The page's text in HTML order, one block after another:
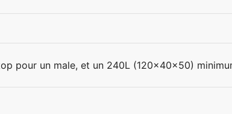
pour un male, et un 240L (120x40x50)